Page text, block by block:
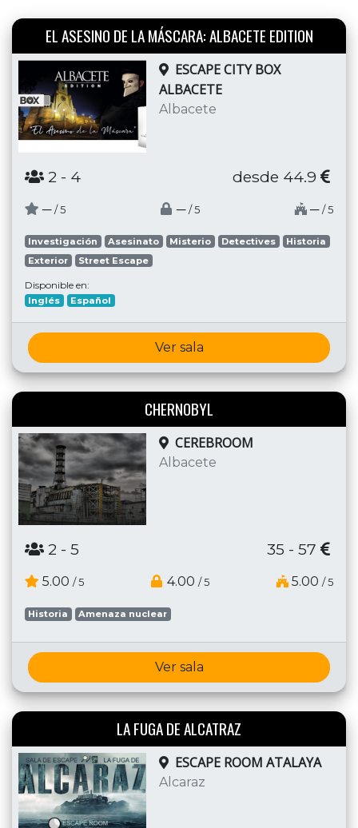
EL ASESINO DE LA MÁSCARA: ALBACETE EDITION
ESCAPE CITY BOX
ALBACETE
Albacete
2 - 4 desde 44.9
─ / 5 ─ / 5 ─ / 5
Investigación Asesinato Misterio Detectives
Historia
Exterior
Street Escape
Disponible en:
Inglés Español
Ver sala
CHERNOBYL
CEREBROOM
Albacete
2 - 5 35 - 57
5.00 / 5 4.00 / 5 5.00 / 5
Historia Amenaza nuclear
Ver sala
LA FUGA DE ALCATRAZ
ESCAPE ROOM ATALAYA
Alcaraz